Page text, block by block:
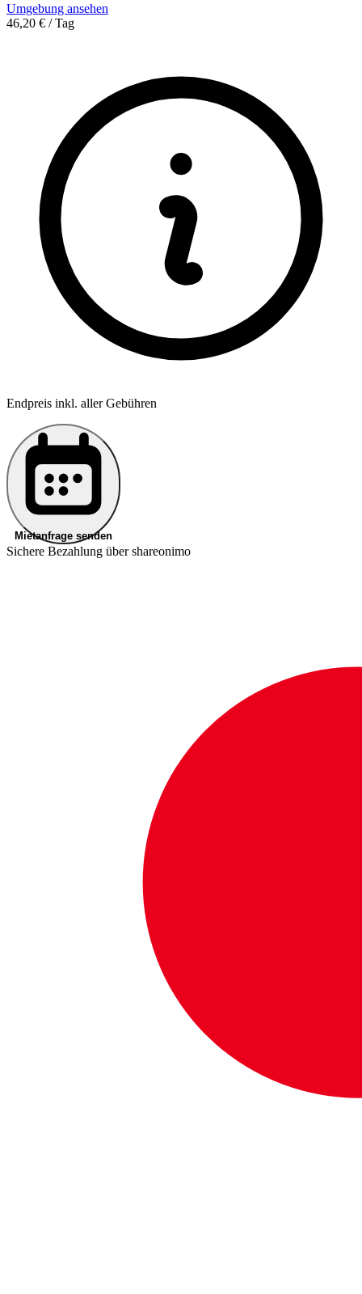
Umgebung ansehen
46,20 € / Tag
Endpreis inkl. aller Gebühren
Mietanfrage senden
Sichere Bezahlung über shareonimo